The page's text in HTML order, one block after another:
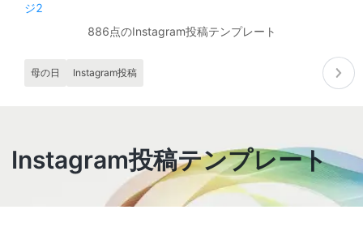
ジ2
886点のInstagram投稿テンプレート
母の日 Instagram投稿
Instagram投稿テンプレート